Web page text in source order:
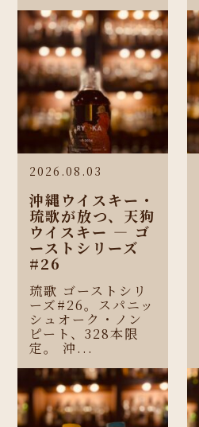
2026.08.03
沖縄ウイスキー・
琉歌が放つ、天狗
ウイスキー ― ゴ
ーストシリーズ
#26
琉歌 ゴーストシリ
ーズ#26。スパニッ
シュオーク・ノン
ピート、328本限
定。 沖...